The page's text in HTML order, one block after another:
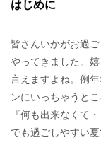
はじめに
皆さんいかがお過
やってきました。
言えますよね。例
ンにいっちゃうと
『何も出来なくて
でも過ごしやすい